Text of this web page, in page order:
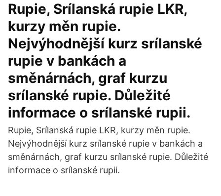
Rupie, Srílanská rupie LKR,
kurzy měn rupie.
Nejvýhodnější kurz srílanské
rupie v bankách a
směnárnách, graf kurzu
srílanské rupie. Důležité
informace o srílanské rupii.
Rupie, Srílanská rupie LKR, kurzy měn rupie.
Nejvýhodnější kurz srílanské rupie v bankách a
směnárnách, graf kurzu srílanské rupie. Důležité
informace o srílanské rupii.